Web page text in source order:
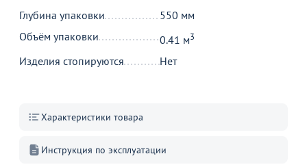
Глубина упаковки
550 мм
Объём упаковки
0.41 м3
Изделия стопируются Нет
Характеристики товара
Инструкция по эксплуатации
1 490
Чехол Е07 на стул Eames,
47
600 ₽
Подушка на стул, галета,
велюр фиолетовый